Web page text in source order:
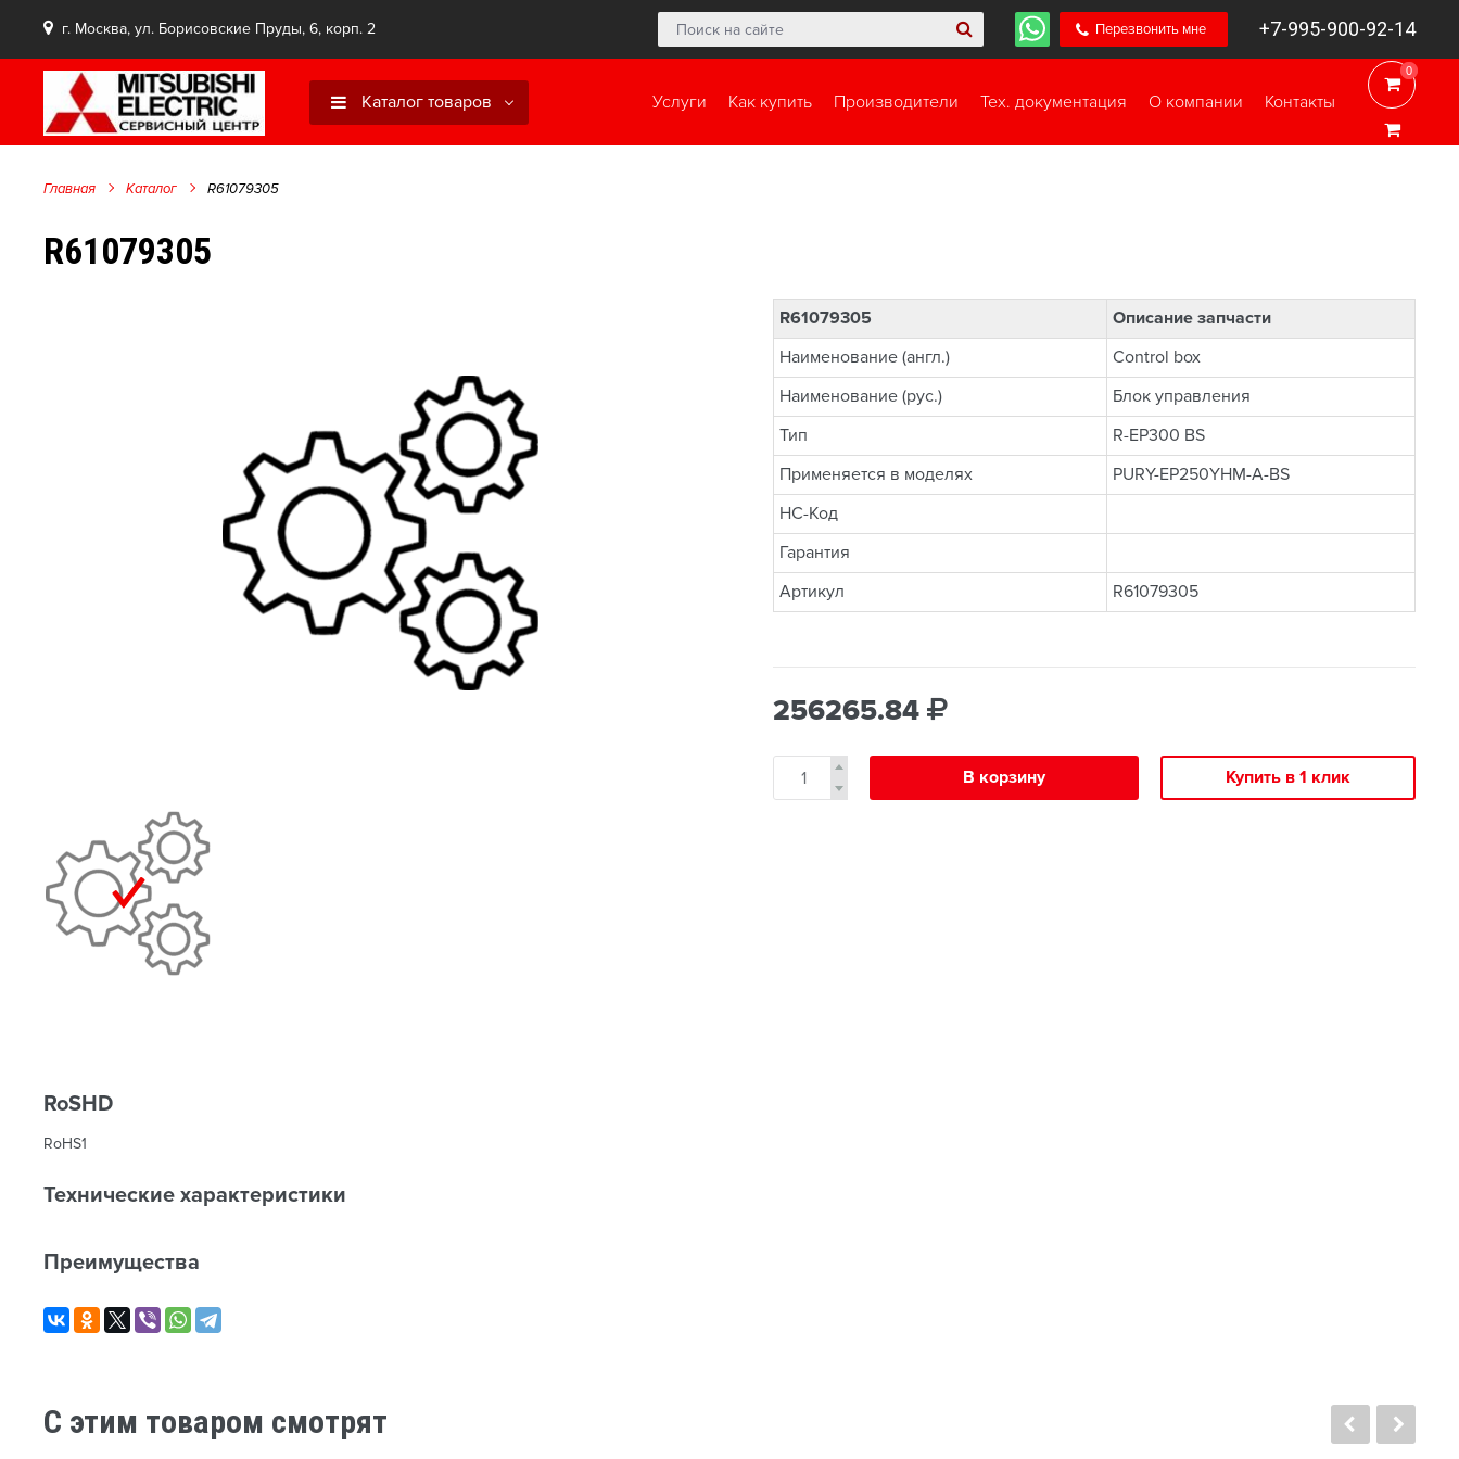
г. Москва, ул. Борисовские Пруды, 6, корп. 2 Перезвонить мне +7-995-900-92-14
0
0
Услуги Как купить Производители Тех. документация О компании Контакты
Каталог товаров
Главная Каталог R61079305
R61079305
R61079305
Описание запчасти
Наименование (англ.)
Control box
Наименование (рус.)
Блок управления
Тип
R-EP300 BS
Применяется в моделях
PURY-EP250YHM-A-BS
НС-Код
Гарантия
Артикул
R61079305
256265.84
В корзину Купить в 1 клик
RoSHD
RoHS1
Технические характеристики
Преимущества
C этим товаром смотрят